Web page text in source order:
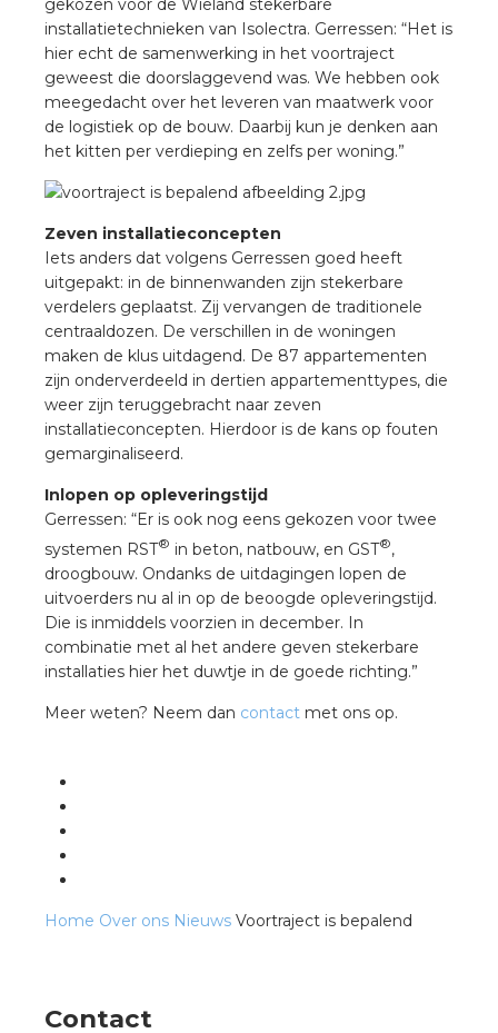
gekozen voor de Wieland stekerbare
installatietechnieken van Isolectra. Gerressen: “Het is
hier echt de samenwerking in het voortraject
geweest die doorslaggevend was. We hebben ook
meegedacht over het leveren van maatwerk voor
de logistiek op de bouw. Daarbij kun je denken aan
het kitten per verdieping en zelfs per woning.”
Zeven installatieconcepten
Iets anders dat volgens Gerressen goed heeft
uitgepakt: in de binnenwanden zijn stekerbare
verdelers geplaatst. Zij vervangen de traditionele
centraaldozen. De verschillen in de woningen
maken de klus uitdagend. De 87 appartementen
zijn onderverdeeld in dertien appartementtypes, die
weer zijn teruggebracht naar zeven
installatieconcepten. Hierdoor is de kans op fouten
gemarginaliseerd.
Inlopen op opleveringstijd
Gerressen: “Er is ook nog eens gekozen voor twee
systemen RST® in beton, natbouw, en GST®,
droogbouw. Ondanks de uitdagingen lopen de
uitvoerders nu al in op de beoogde opleveringstijd.
Die is inmiddels voorzien in december. In
combinatie met al het andere geven stekerbare
installaties hier het duwtje in de goede richting.”
Meer weten? Neem dan contact met ons op.
Home Over ons Nieuws Voortraject is bepalend
Contact
GST®
RST®
Academy
waarde